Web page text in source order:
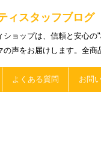
ィスタッフブログ
ショップは、信頼と安心
の声をお届けします。全商
よくある質問 お問